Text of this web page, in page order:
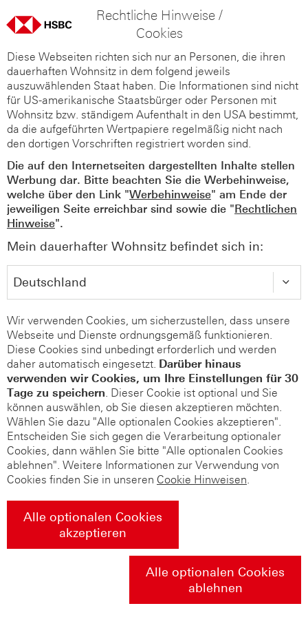
Rechtliche Hinweise /
Cookies
Diese Webseiten richten sich nur an Personen, die ihren
dauerhaften Wohnsitz in dem folgend jeweils
auszuwählenden Staat haben. Die Informationen sind nicht
für US-amerikanische Staatsbürger oder Personen mit
Wohnsitz bzw. ständigem Aufenthalt in den USA bestimmt,
da die aufgeführten Wertpapiere regelmäßig nicht nach
den dortigen Vorschriften registriert worden sind.
Die auf den Internetseiten dargestellten Inhalte stellen
Werbung dar. Bitte beachten Sie die Werbehinweise,
welche über den Link "Werbehinweise" am Ende der
jeweiligen Seite erreichbar sind sowie die "Rechtlichen
Hinweise".
Mein dauerhafter Wohnsitz befindet sich in:
Wir verwenden Cookies, um sicherzustellen, dass unsere
Webseite und Dienste ordnungsgemäß funktionieren.
Diese Cookies sind unbedingt erforderlich und werden
daher automatisch eingesetzt. Darüber hinaus
verwenden wir Cookies, um Ihre Einstellungen für 30
Tage zu speichern. Dieser Cookie ist optional und Sie
können auswählen, ob Sie diesen akzeptieren möchten.
Wählen Sie dazu "Alle optionalen Cookies akzeptieren".
Entscheiden Sie sich gegen die Verarbeitung optionaler
Cookies, dann wählen Sie bitte "Alle optionalen Cookies
ablehnen". Weitere Informationen zur Verwendung von
Cookies finden Sie in unseren Cookie Hinweisen.
Alle optionalen Cookies
akzeptieren
Alle optionalen Cookies
ablehnen